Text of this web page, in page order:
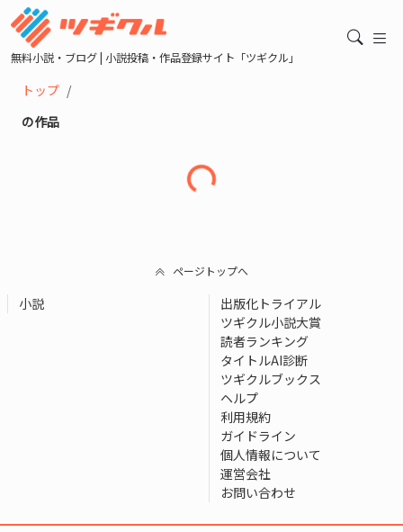
無料小説・ブログ | 小説投稿・作品登録サイト「ツギクル」
トップ
の作品
読み込み中...
ページトップへ
小説
出版化トライアル
ツギクル小説大賞
読者ランキング
タイトルAI診断
ツギクルブックス
ヘルプ
利用規約
ガイドライン
個人情報について
運営会社
お問い合わせ